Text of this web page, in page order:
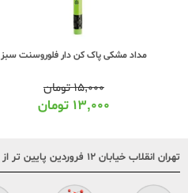
مداد مشکی پاک کن دار فلوروسنت سبز
۱۵,۰۰۰تومان
۱۳,۰۰۰ تومان
تهران انقلاب خیابان ۱۲ فروردین پایین تر از وحید نظری پلاک ۲۴۹